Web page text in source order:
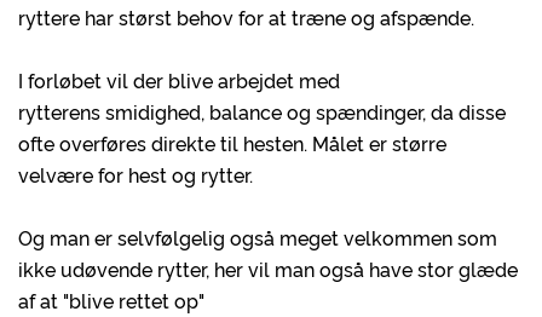
ryttere har størst behov for at træne og afspænde.
I forløbet vil der blive arbejdet med
rytterens smidighed, balance og spændinger, da disse
ofte overføres direkte til hesten. Målet er større
velvære for hest og rytter.
Og man er selvfølgelig også meget velkommen som
ikke udøvende rytter, her vil man også have stor glæde
af at "blive rettet op"